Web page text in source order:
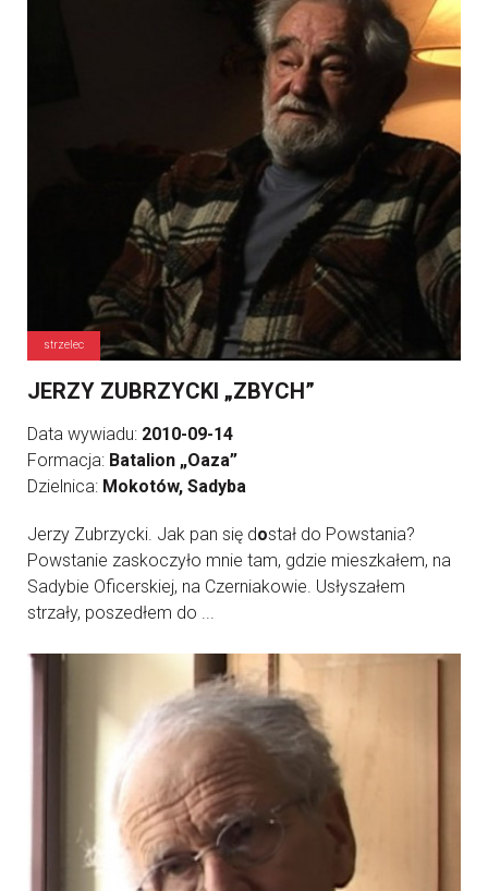
strzelec
JERZY ZUBRZYCKI „ZBYCH”
Data wywiadu: 2010-09-14
Formacja: Batalion „Oaza”
Dzielnica: Mokotów, Sadyba
Jerzy Zubrzycki. Jak pan się dostał do Powstania?
Powstanie zaskoczyło mnie tam, gdzie mieszkałem, na
Sadybie Oficerskiej, na Czerniakowie. Usłyszałem
strzały, poszedłem do ...